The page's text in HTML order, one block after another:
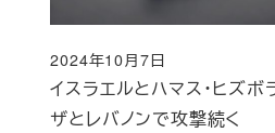
イスラエルとハマス・ヒズ
ザとレバノンで攻撃続く
投稿日
2024年10月7日